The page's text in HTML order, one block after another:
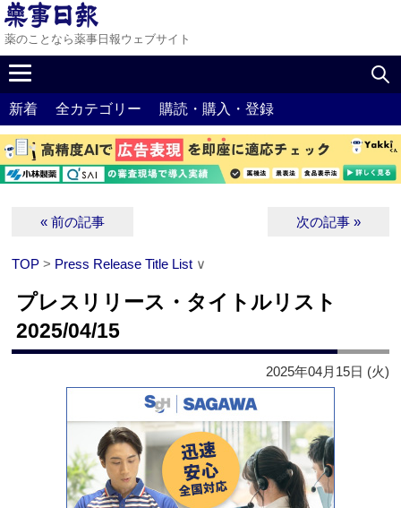
薬のことなら薬事日報ウェブサイト
新着 全カテゴリー 購読・購入・登録
« 前の記事 次の記事 »
TOP > Press Release Title List ∨
プレスリリース・タイトルリスト
2025/04/15
2025年04月15日 (火)